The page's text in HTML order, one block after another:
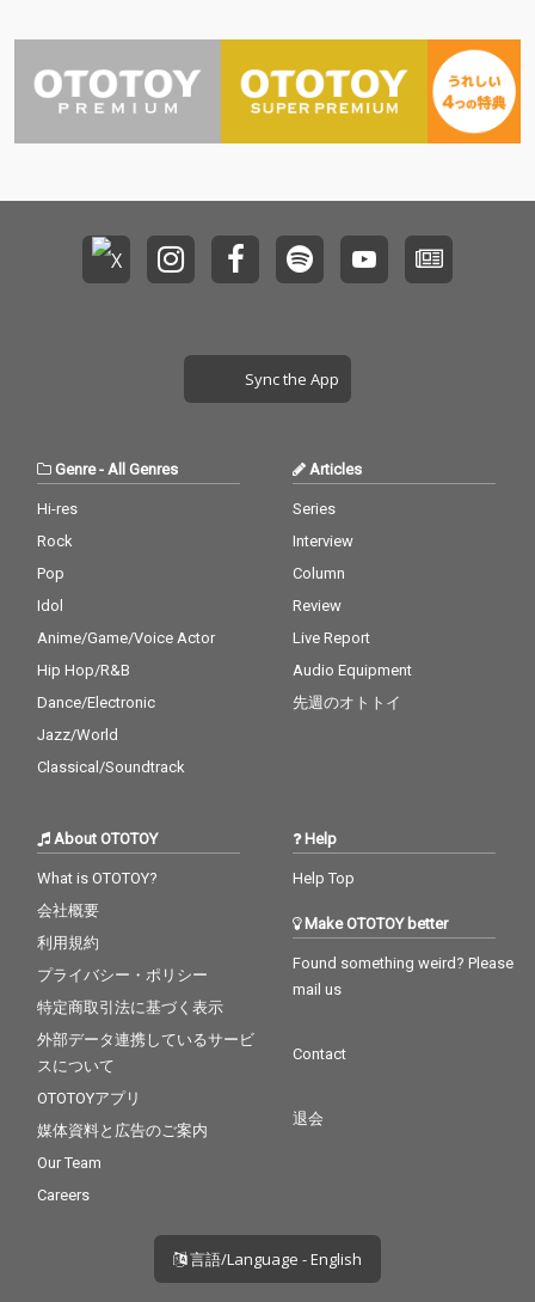
Sync the App
Genre- All Genres
Hi-res
Rock
Pop
Idol
Anime/Game/Voice Actor
Hip Hop/R&B
Dance/Electronic
Jazz/World
Classical/Soundtrack
Articles
Series
Interview
Column
Review
Live Report
Audio Equipment
先週のオトトイ
About OTOTOY
What is OTOTOY?
会社概要
利用規約
プライバシー・ポリシー
特定商取引法に基づく表示
外部データ連携しているサービ
スについて
OTOTOYアプリ
媒体資料と広告のご案内
Our Team
Careers
Help
Help Top
Make OTOTOY better
Found something weird? Please
mail us
Contact
退会
言語/Language - English